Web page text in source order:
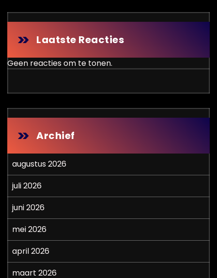
Laatste Reacties
Geen reacties om te tonen.
Archief
augustus 2026
juli 2026
juni 2026
mei 2026
april 2026
maart 2026